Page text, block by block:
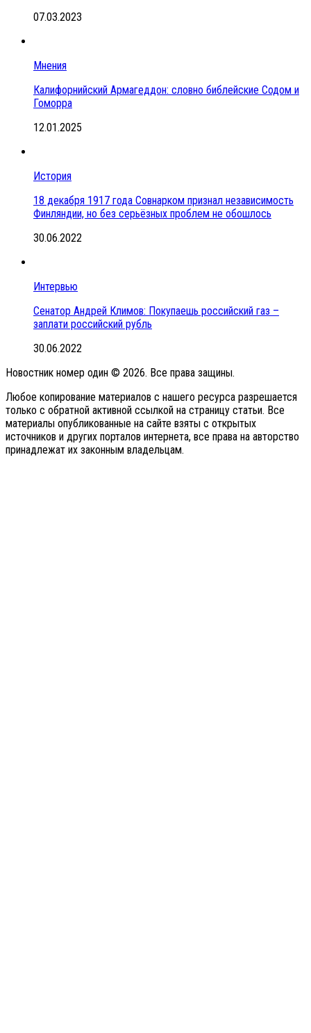
07.03.2023
Мнения
Калифорнийский Армагеддон: словно библейские Содом и
Гоморра
12.01.2025
История
18 декабря 1917 года Совнарком признал независимость
Финляндии, но без серьёзных проблем не обошлось
30.06.2022
Интервью
Сенатор Андрей Климов: Покупаешь российский газ –
заплати российский рубль
30.06.2022
Новостник номер один © 2026. Все права защины.
Любое копирование материалов с нашего ресурса разрешается
только с обратной активной ссылкой на страницу статьи. Все
материалы опубликованные на сайте взяты с открытых
источников и других порталов интернета, все права на авторство
принадлежат их законным владельцам.